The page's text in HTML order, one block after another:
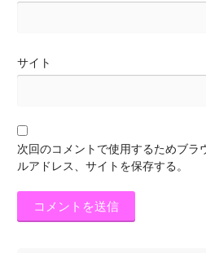
サイト
次回のコメントで使用するためブラ
ルアドレス、サイトを保存する。